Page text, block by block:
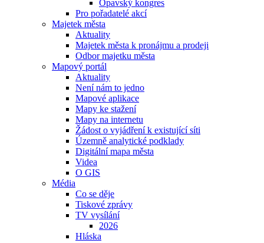
Opavský kongres
Pro pořadatelé akcí
Majetek města
Aktuality
Majetek města k pronájmu a prodeji
Odbor majetku města
Mapový portál
Aktuality
Není nám to jedno
Mapové aplikace
Mapy ke stažení
Mapy na internetu
Žádost o vyjádření k existující síti
Územně analytické podklady
Digitální mapa města
Videa
O GIS
Média
Co se děje
Tiskové zprávy
TV vysílání
2026
Hláska